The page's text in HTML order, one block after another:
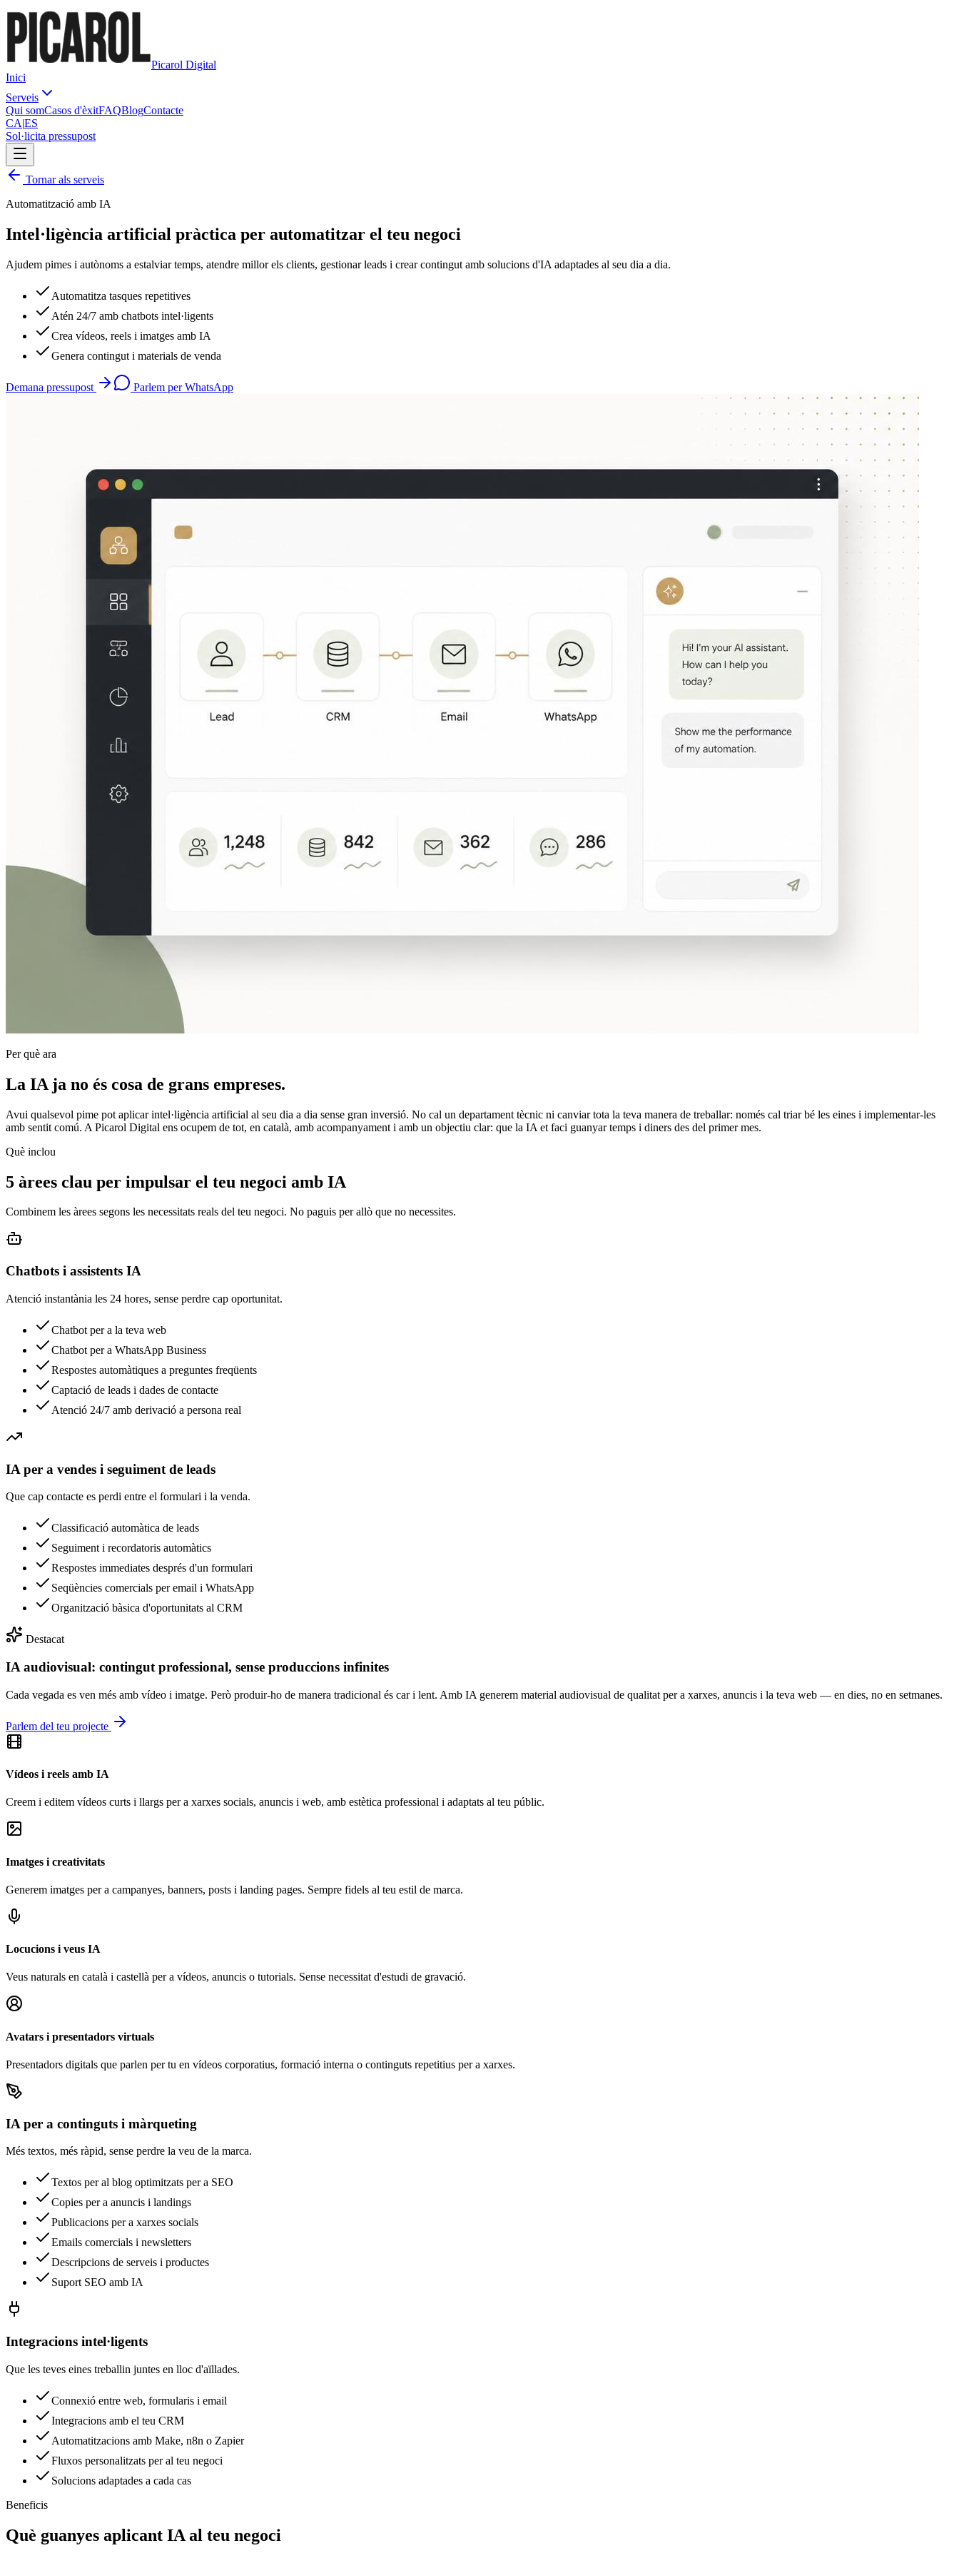
Picarol Digital
Inici
Serveis
Qui somCasos d'èxitFAQBlogContacte
CA|ES
Sol·licita pressupost
Tornar als serveis
Automatització amb IA
Intel·ligència artificial pràctica per automatitzar el teu negoci
Ajudem pimes i autònoms a estalviar temps, atendre millor els clients, gestionar leads i crear contingut amb solucions d'IA adaptades al seu dia a dia.
Automatitza tasques repetitives
Atén 24/7 amb chatbots intel·ligents
Crea vídeos, reels i imatges amb IA
Genera contingut i materials de venda
Demana pressupost Parlem per WhatsApp
Per què ara
La IA ja no és cosa de grans empreses.
Avui qualsevol pime pot aplicar intel·ligència artificial al seu dia a dia sense gran inversió. No cal un departament tècnic ni canviar tota la teva manera de treballar: només cal triar bé les eines i implementar-les
amb sentit comú. A Picarol Digital ens ocupem de tot, en català, amb acompanyament i amb un objectiu clar: que la IA et faci guanyar temps i diners des del primer mes.
Què inclou
5 àrees clau per impulsar el teu negoci amb IA
Combinem les àrees segons les necessitats reals del teu negoci. No paguis per allò que no necessites.
Chatbots i assistents IA
Atenció instantània les 24 hores, sense perdre cap oportunitat.
Chatbot per a la teva web
Chatbot per a WhatsApp Business
Respostes automàtiques a preguntes freqüents
Captació de leads i dades de contacte
Atenció 24/7 amb derivació a persona real
IA per a vendes i seguiment de leads
Que cap contacte es perdi entre el formulari i la venda.
Classificació automàtica de leads
Seguiment i recordatoris automàtics
Respostes immediates després d'un formulari
Seqüències comercials per email i WhatsApp
Organització bàsica d'oportunitats al CRM
Destacat
IA audiovisual: contingut professional, sense produccions infinites
Cada vegada es ven més amb vídeo i imatge. Però produir-ho de manera tradicional és car i lent. Amb IA generem material audiovisual de qualitat per a xarxes, anuncis i la teva web — en dies, no en setmanes.
Parlem del teu projecte
Vídeos i reels amb IA
Creem i editem vídeos curts i llargs per a xarxes socials, anuncis i web, amb estètica professional i adaptats al teu públic.
Imatges i creativitats
Generem imatges per a campanyes, banners, posts i landing pages. Sempre fidels al teu estil de marca.
Locucions i veus IA
Veus naturals en català i castellà per a vídeos, anuncis o tutorials. Sense necessitat d'estudi de gravació.
Avatars i presentadors virtuals
Presentadors digitals que parlen per tu en vídeos corporatius, formació interna o continguts repetitius per a xarxes.
IA per a continguts i màrqueting
Més textos, més ràpid, sense perdre la veu de la marca.
Textos per al blog optimitzats per a SEO
Copies per a anuncis i landings
Publicacions per a xarxes socials
Emails comercials i newsletters
Descripcions de serveis i productes
Suport SEO amb IA
Integracions intel·ligents
Que les teves eines treballin juntes en lloc d'aïllades.
Connexió entre web, formularis i email
Integracions amb el teu CRM
Automatitzacions amb Make, n8n o Zapier
Fluxos personalitzats per al teu negoci
Solucions adaptades a cada cas
Beneficis
Què guanyes aplicant IA al teu negoci